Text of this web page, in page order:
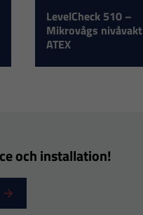
LevelCheck 510 –
Mikrovågs
ATEX
och installation!
behövs för
att hemsidan
över huvud